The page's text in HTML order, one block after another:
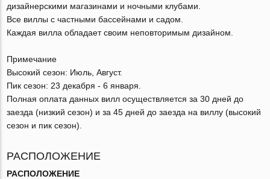
дизайнерскими магазинами и ночными клубами.
Все виллы с частными бассейнами и садом.
Каждая вилла обладает своим неповторимым дизайном.
Примечание
Высокий сезон: Июль, Август.
Пик сезон: 23 декабря - 6 января.
Полная оплата данных вилл осуществляется за 30 дней до
заезда (низкий сезон) и за 45 дней до заезда на виллу (высокий
сезон и пик сезон).
РАСПОЛОЖЕНИЕ
РАСПОЛОЖЕНИЕ